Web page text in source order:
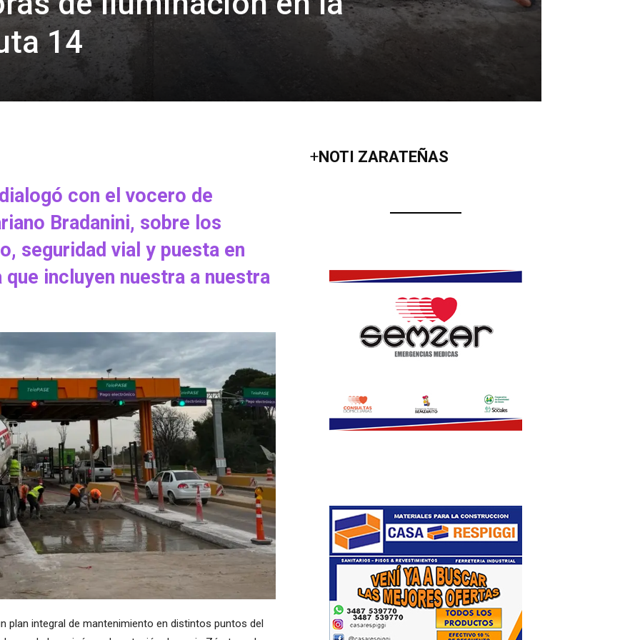
14
con el vocero de
Bradanini, sobre los
seguridad vial y puesta en
incluyen nuestra a nuestra
plan integral de mantenimiento en distintos puntos del
+NOTI ZARATEÑAS